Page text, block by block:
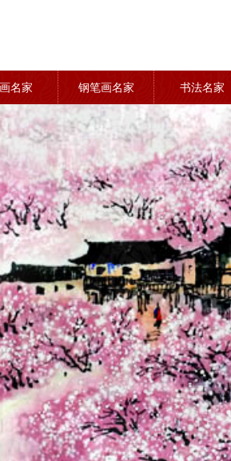
名家 钢笔画名家 书法名家